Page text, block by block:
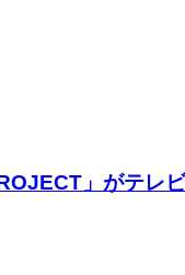
」がテレ